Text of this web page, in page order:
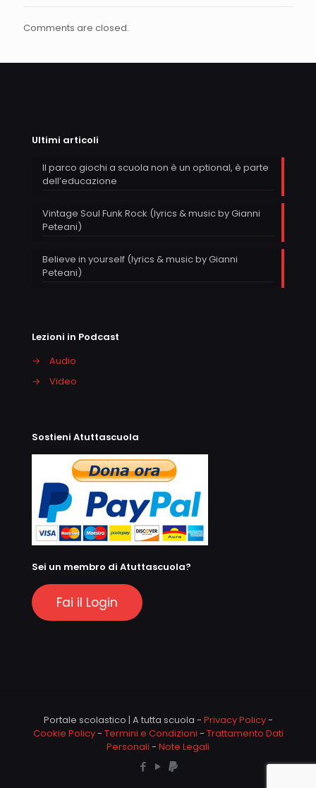
Comments are closed.
Ultimi articoli
Il parco giochi a scuola non è un optional, è parte
dell’educazione
Vintage Soul Funk Rock (lyrics & music by Gianni
Peteani)
Believe in yourself (lyrics & music by Gianni
Peteani)
Lezioni in Podcast
→
Audio
→
Video
Sostieni Atuttascuola
Sei un membro di Atuttascuola?
Fai il Login
Portale scolastico | A tutta scuola - Privacy Policy-
Cookie Policy- Termini e Condizioni - Trattamento Dati
Personali - Note Legali